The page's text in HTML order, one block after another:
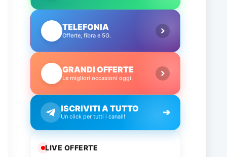
TELEFONIA
Offerte, fibra e 5G.
GRANDI OFFERTE
Le migliori occasioni oggi.
ISCRIVITI A TUTTO
Un click per tutti i canali! ➔
LIVE OFFERTE